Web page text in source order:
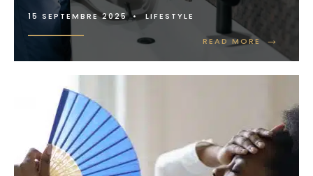
15 SEPTEMBRE 2025 • LIFESTYLE
READ MORE →